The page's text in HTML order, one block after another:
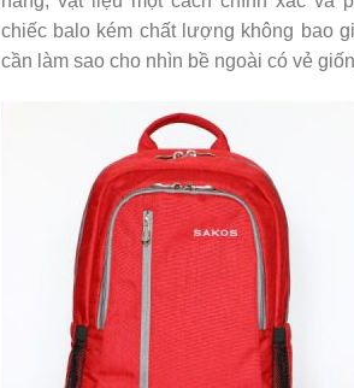
chiếc balo kém chất lượng không bao
cần làm sao cho nhìn bề ngoài có vẻ